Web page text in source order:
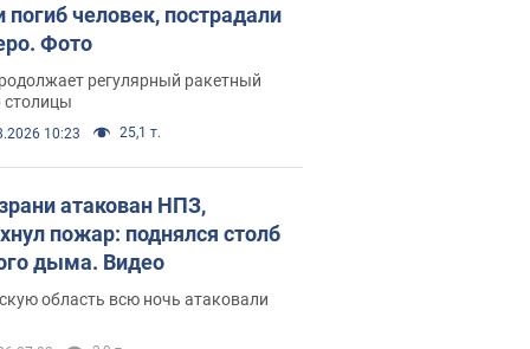
погиб человек, пострадали
Фото
регулярный ракетный
столицы
10:23 25,1 т.
атакован НПЗ,
пожар: поднялся столб
дыма. Видео
область всю ночь атаковали